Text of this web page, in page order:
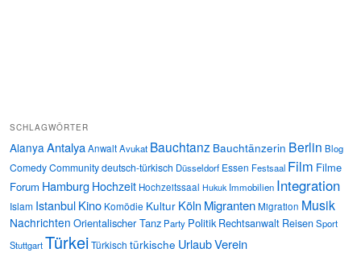
SCHLAGWÖRTER
AlanyaAntalyaAnwaltAvukat Bauchtanz Bauchtänzerin Berlin Blog
ComedyCommunitydeutsch-türkisch Düsseldorf Essen Festsaal Film Filme
Forum Hamburg Hochzeit Hochzeitssaal Hukuk Immobilien Integration
Islam IstanbulKino Komödie Kultur Köln MigrantenMigration Musik
Nachrichten Orientalischer Tanz Party Politik Rechtsanwalt ReisenSport
StuttgartTürkeiTürkisch türkische UrlaubVerein